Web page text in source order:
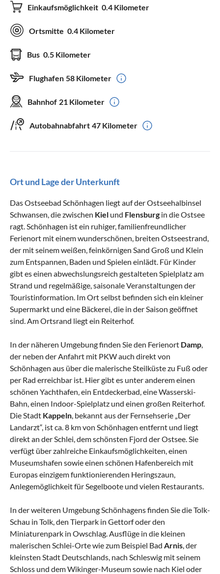
Einkaufsmöglichkeit 0.4 Kilometer
Ortsmitte 0.4 Kilometer
Bus 0.5 Kilometer
Flughafen 58 Kilometer
Bahnhof 21 Kilometer
Autobahnabfahrt 47 Kilometer
Ort und Lage der Unterkunft
Das Ostseebad Schönhagen liegt auf der Ostseehalbinsel
Schwansen, die zwischen Kiel und Flensburg in die Ostsee
ragt. Schönhagen ist ein ruhiger, familienfreundlicher
Ferienort mit einem wunderschönen, breiten Ostseestrand,
der mit seinem weißen, feinkörnigen Sand Groß und Klein
zum Entspannen, Baden und Spielen einlädt. Für Kinder
gibt es einen abwechslungsreich gestalteten Spielplatz am
Strand und regelmäßige, saisonale Veranstaltungen der
Touristinformation. Im Ort selbst befinden sich ein kleiner
Supermarkt und eine Bäckerei, die in der Saison geöffnet
sind. Am Ortsrand liegt ein Reiterhof.
In der näheren Umgebung finden Sie den Ferienort Damp
der neben der Anfahrt mit PKW auch direkt von
Schönhagen aus über die malerische Steilküste zu Fuß oder
per Rad erreichbar ist. Hier gibt es unter anderem einen
schönen Yachthafen, ein Entdeckerbad, eine Wasserski-
Bahn, einen Indoor-Spielplatz und einen großen Reiterhof.
Die Stadt Kappeln , bekannt aus der Fernsehserie „Der
Landarzt“, ist ca. 8 km von Schönhagen entfernt und liegt
direkt an der Schlei, dem schönsten Fjord der Ostsee. Sie
verfügt über zahlreiche Einkaufsmöglichkeiten, einen
Museumshafen sowie einen schönen Hafenbereich mit
Europas einzigem funktionierenden Heringszaun,
Anlegemöglichkeit für Segelboote und vielen Restaurants.
In der weiteren Umgebung Schönhagens finden Sie die Tolk-
Schau in Tolk, den Tierpark in Gettorf oder den
Miniaturenpark in Owschlag. Ausflüge in die kleinen
malerischen Schlei-Orte wie zum Beispiel Bad Arnis , der
kleinsten Stadt Deutschlands, nach Schleswig mit seinem
Schloss und dem Wikinger-Museum sowie nach Kiel oder